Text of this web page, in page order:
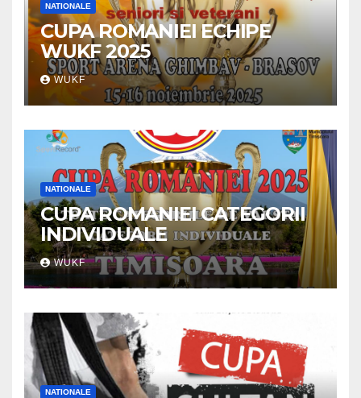
NATIONALE
CUPA ROMANIEI ECHIPE
WUKF 2025
WUKF
NATIONALE
CUPA ROMANIEI CATEGORII
INDIVIDUALE
WUKF
NATIONALE